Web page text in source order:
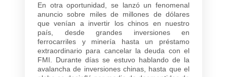
En otra oportunidad, se lanzó un fenomenal
anuncio sobre miles de millones de dólares
que venían a invertir los chinos en nuestro
país, desde grandes inversiones en
ferrocarriles y minería hasta un préstamo
extraordinario para cancelar la deuda con el
FMI. Durante días se estuvo hablando de la
avalancha de inversiones chinas, hasta que el